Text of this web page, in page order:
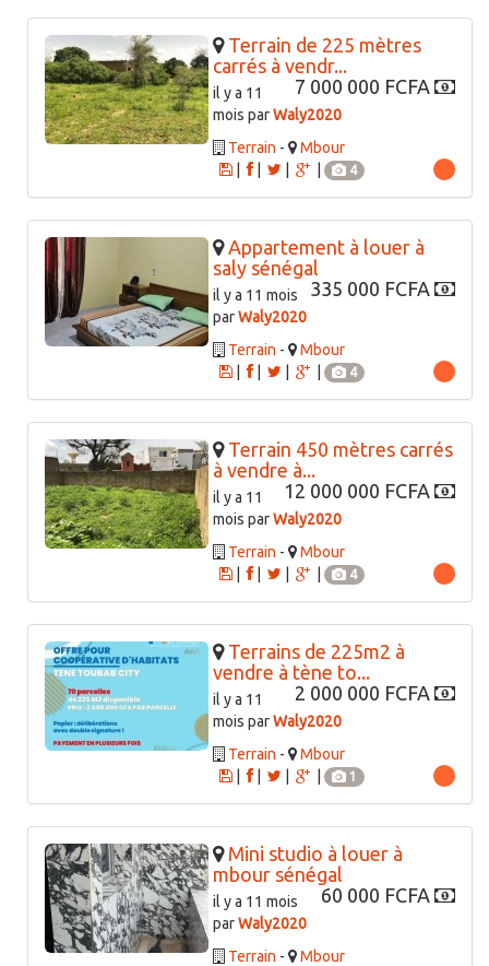
Terrain de 225 mètres
carrés à vendr...
7 000 000 FCFA
il y a 11
mois parWaly2020
Terrain -
Mbour
|
4
Appartement à louer à
saly sénégal
335 000 FCFA
il y a 11 mois
parWaly2020
Terrain -
Mbour
|
4
Terrain 450 mètres carrés
à vendre à...
12 000 000 FCFA
il y a 11
mois parWaly2020
Terrain -
Mbour
|
4
Terrains de 225m2 à
vendre à tène to...
2 000 000 FCFA
il y a 11
mois parWaly2020
Terrain -
Mbour
|
1
Mini studio à louer à
mbour sénégal
60 000 FCFA
il y a 11 mois
parWaly2020
Terrain -
Mbour